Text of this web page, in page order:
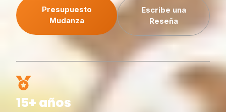
Presupuesto
Mudanza
Escribe una
Reseña
15+ años